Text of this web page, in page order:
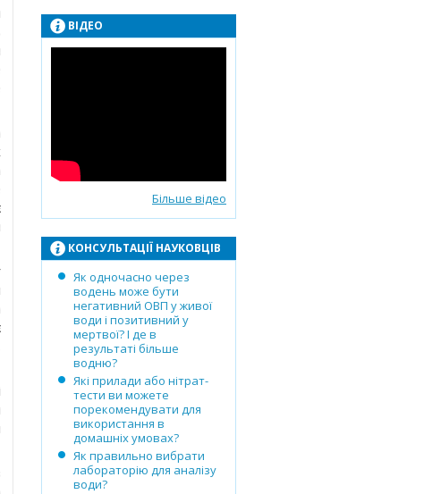
ВІДЕО
Більше відео
КОНСУЛЬТАЦІЇ НАУКОВЦІВ
Як одночасно через
водень може бути
негативний ОВП у живої
води і позитивний у
мертвої? І де в
результаті більше
водню?
Які прилади або нітрат-
тести ви можете
порекомендувати для
використання в
домашніх умовах?
Як правильно вибрати
лабораторію для аналізу
води?